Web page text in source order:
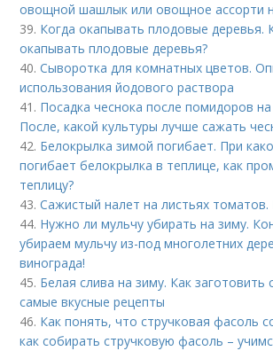
овощной шашлык или овощное ассорти
39. Когда окапывать плодовые деревья.
окапывать плодовые деревья?
40.Сыворотка для комнатных цветов.
использования йодового раствора
41. Посадка чеснока после помидоров
После, какой культуры лучше сажать
42. Белокрылка зимой погибает. При
погибает белокрылка в теплице, как
теплицу?
43.Сажистый налет на листьях
44. Нужно ли мульчу убирать на зиму.
убираем мульчу из-под многолетних
винограда!
45. Белая слива на зиму. Как
самые вкусные рецепты
46. Как понять, что стручковая фасоль
как собирать стручковую фасоль –